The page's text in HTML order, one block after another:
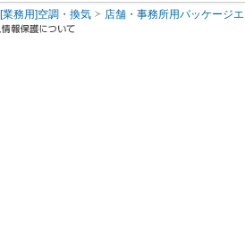
[業務用]空調・換気 店舗・事務所用パッケージ